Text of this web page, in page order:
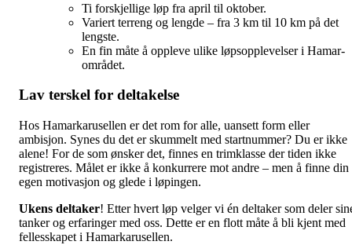
Ti forskjellige løp fra april til oktober.
Variert terreng og lengde – fra 3 km til 10 km på det
lengste.
En fin måte å oppleve ulike løpsopplevelser i Hamar-
området.
Lav terskel for deltakelse
Hos Hamarkarusellen er det rom for alle, uansett form eller
ambisjon. Synes du det er skummelt med startnummer? Du er ikke
alene! For de som ønsker det, finnes en trimklasse der tiden ikke
registreres. Målet er ikke å konkurrere mot andre – men å finne din
egen motivasjon og glede i løpingen.
Ukens deltaker! Etter hvert løp velger vi én deltaker som deler
tanker og erfaringer med oss. Dette er en flott måte å bli kjent med
fellesskapet i Hamarkarusellen.